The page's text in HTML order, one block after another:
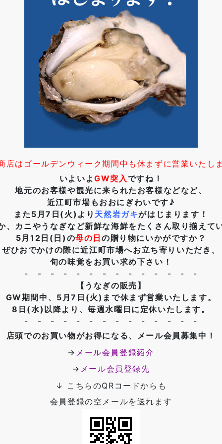
店はゴールデンウィーク期間中も休まずに営業いたし
いよいよGW突入 ですね！
地元のお客様や観光に来られたお客様などなど、
近江町市場もおおにぎわいです♪
また5月7日(火)より 天然岩ガキがはじまります！
、カニやうなぎなど新鮮な海鮮をたくさん取り揃えて
5月12日(日)の母の日 の贈り物にいかがですか？
ぜひおでかけの際に近江町市場へお立ち寄りいただき、
旬の味覚をお買い求め下さい！
- - - - - - - - - - - - - -
【うなぎの販売】
GW期間中、5月7日(火)まで休まず営業いたします。
8日(水)以降より、毎週水曜日に定休いたします。
- - - - - - - - - - - - - -
店頭でのお買い物がお得になる、メール会員募集中！
→ メール会員登録紹介
→ メール会員登録先
↓ こちらのQRコードからも
会員登録の空メールを送れます